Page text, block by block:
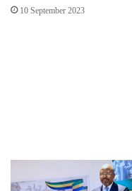
10 September 2023